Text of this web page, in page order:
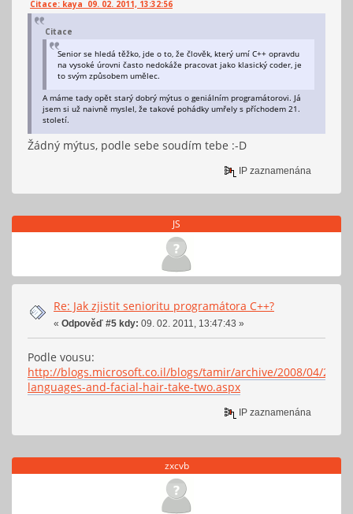
Citace: kaya 09. 02. 2011, 13:32:56
Citace
Senior se hledá těžko, jde o to, že člověk, který umí C++ opravdu
na vysoké úrovni často nedokáže pracovat jako klasický coder, je
to svým způsobem umělec.
A máme tady opět starý dobrý mýtus o geniálním programátorovi. Já
jsem si už naivně myslel, že takové pohádky umřely s příchodem 21.
století.
Žádný mýtus, podle sebe soudím tebe :-D
IP zaznamenána
JS
Re: Jak zjistit senioritu programátora C++?
« Odpověď #5 kdy: 09. 02. 2011, 13:47:43 »
Podle vousu:
http://blogs.microsoft.co.il/blogs/tamir/archive/2008/04/28/
languages-and-facial-hair-take-two.aspx
IP zaznamenána
zxcvb